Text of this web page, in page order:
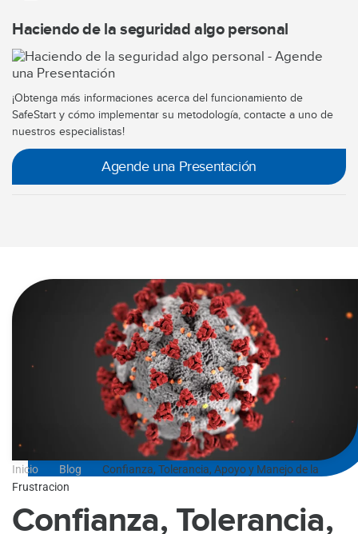
Haciendo de la seguridad algo personal
¡Obtenga más informaciones acerca del funcionamiento de
SafeStart y cómo implementar su metodología, contacte a uno de
nuestros especialistas!
Agende una Presentación
Inicio Blog
Confianza, Tolerancia, Apoyo y Manejo de la
Frustracion
Confianza, Tolerancia,